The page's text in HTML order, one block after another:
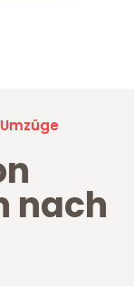
nach